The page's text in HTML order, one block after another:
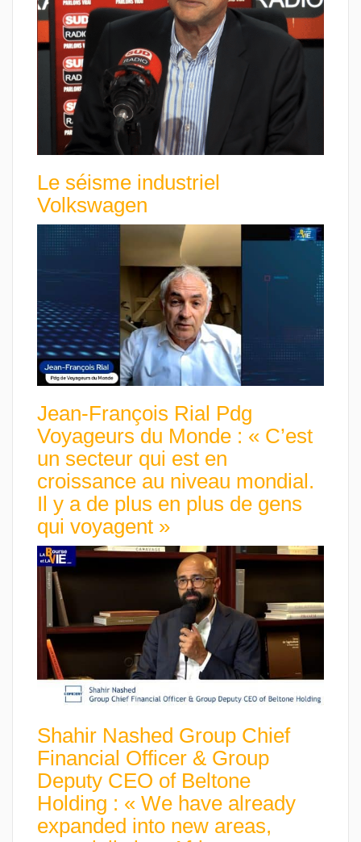
Le séisme industriel
Volkswagen
Jean-François Rial Pdg
Voyageurs du Monde : « C’est
un secteur qui est en
croissance au niveau mondial.
Il y a de plus en plus de gens
qui voyagent »
Shahir Nashed Group Chief
Financial Officer & Group
Deputy CEO of Beltone
Holding : « We have already
expanded into new areas,